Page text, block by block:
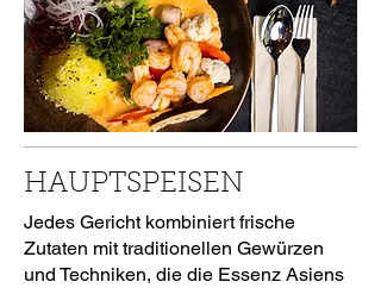
HAUPTSPEISEN
Jedes Gericht kombiniert frische
Zutaten mit traditionellen Gewürzen
und Techniken, die die Essenz Asiens